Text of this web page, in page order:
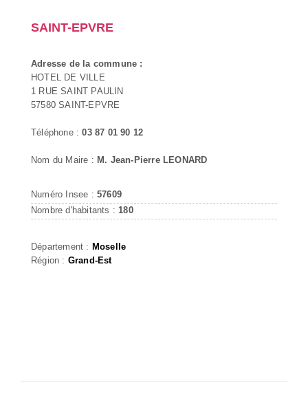
SAINT-EPVRE
Adresse de la commune :
HOTEL DE VILLE
1 RUE SAINT PAULIN
57580 SAINT-EPVRE
Téléphone :03 87 01 90 12
Nom du Maire : M. Jean-Pierre LEONARD
Numéro Insee : 57609
Nombre d'habitants : 180
Département : Moselle
Région : Grand-Est